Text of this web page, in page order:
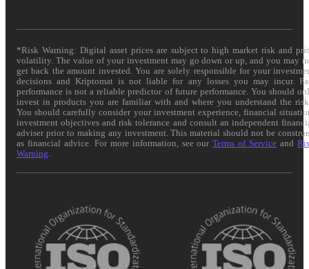
*Risk Warning: Digital asset prices are subject to high market risk and
volatility. The value of your investment may go down or up, and you may
get back the amount invested. You are solely responsible for your
decisions and Kriptomat is not liable for any losses you may incur.
performance is not a reliable predictor of future performance. You should
invest in products you are familiar with and where you understand the
You should carefully consider your investment experience, financial
investment objectives and risk tolerance and consult an independent
adviser prior to making any investment. This material should not be
as financial advice. For more information, see ourTerms of Service and
Warning